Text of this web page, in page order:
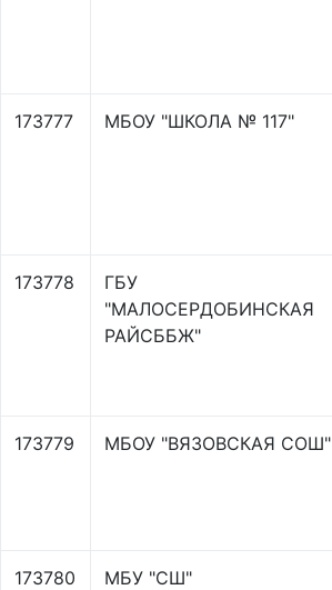
173777 МБОУ "ШКОЛА № 117"
173778
ГБУ
"МАЛОСЕРДОБИНСКАЯ
РАЙСББЖ"
173779 МБОУ "ВЯЗОВСКАЯ СОШ"
173780 МБУ "СШ"